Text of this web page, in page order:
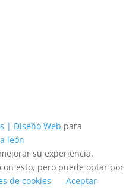
| Diseño Web para
león
su experiencia.
esto, pero puede optar por
de cookies
Aceptar